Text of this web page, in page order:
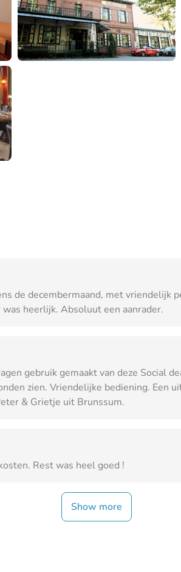
de decembermaand, met vriendelijk
heerlijk. Absoluut een aanrader.
gebruik gemaakt van deze Social
zien. Vriendelijke bediening. Een
& Grietje uit Brunssum.
Rest was heel goed !
Show more